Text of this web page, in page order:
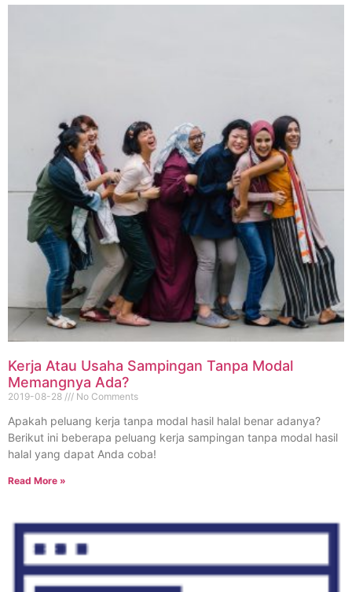
Kerja Atau Usaha Sampingan Tanpa Modal
Memangnya Ada?
2019-08-28 No Comments
Apakah peluang kerja tanpa modal hasil halal benar adanya?
Berikut ini beberapa peluang kerja sampingan tanpa modal hasil
halal yang dapat Anda coba!
Read More »